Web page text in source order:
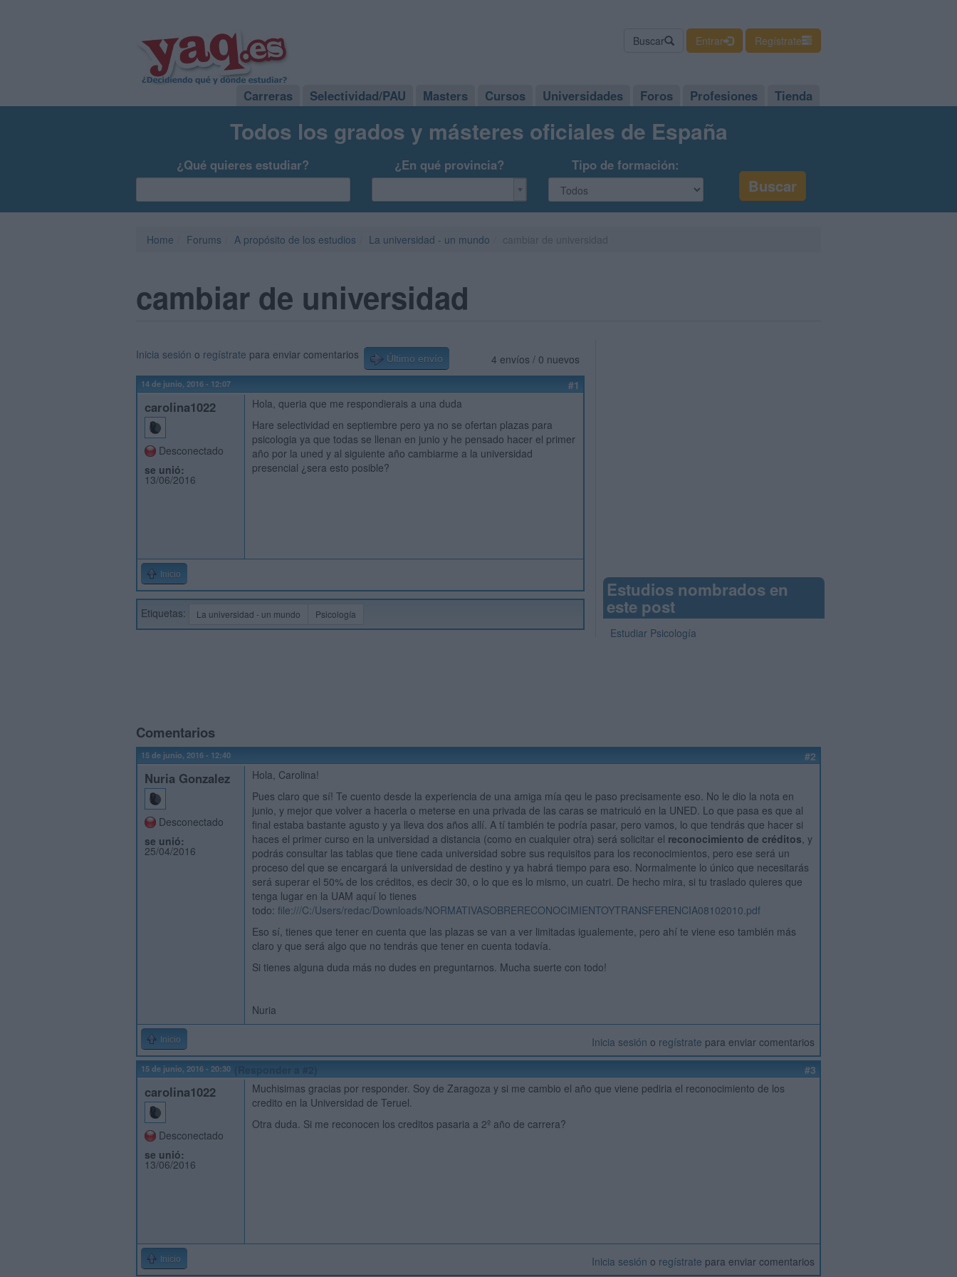
Buscar Entrar Regístrate
Carreras Selectividad/PAU Masters Cursos Universidades Foros Profesiones Tienda
Todos los grados y másteres oficiales de España
¿Qué quieres estudiar? ¿En qué provincia? Tipo de formación:
Home Forums A propósito de los estudios La universidad - un mundo
cambiar de universidad
4 envíos / 0 nuevos
Inicia sesión o regístrate para enviar comentarios Último envío
14 de junio, 2016 - 12:07 #1
carolina1022
Desconectado
se unió:
13/06/2016
Hola, queria que me respondierais a una duda
Hare selectividad en septiembre pero ya no se ofertan plazas para
psicologia ya que todas se llenan en junio y he pensado hacer el primer
año por la uned y al siguiente año cambiarme a la universidad
presencial ¿sera esto posible?
Inicio
Etiquetas: La universidad - un mundo Psicología
Estudios nombrados en
este post
Estudiar Psicología
Comentarios
15 de junio, 2016 - 12:40 #2
Nuria Gonzalez
Desconectado
se unió:
25/04/2016
Hola, Carolina!
Pues claro que sí! Te cuento desde la experiencia de una amiga mía qeu le paso precisamente eso. No le dio la nota en
junio, y mejor que volver a hacerla o meterse en una privada de las caras se matriculó en la UNED. Lo que pasa es que al
final estaba bastante agusto y ya lleva dos años allí. A tí también te podría pasar, pero vamos, lo que tendrás que hacer si
haces el primer curso en la universidad a distancia (como en cualquier otra) será solicitar el reconocimiento de créditos, y
podrás consultar las tablas que tiene cada universidad sobre sus requisitos para los reconocimientos, pero ese será un
proceso del que se encargará la universidad de destino y ya habrá tiempo para eso. Normalmente lo único que necesitarás
será superar el 50% de los créditos, es decir 30, o lo que es lo mismo, un cuatri. De hecho mira, si tu traslado quieres que
tenga lugar en la UAM aquí lo tienes
todo: file:///C:/Users/redac/Downloads/NORMATIVASOBRERECONOCIMIENTOYTRANSFERENCIA08102010.pdf
Eso sí, tienes que tener en cuenta que las plazas se van a ver limitadas igualemente, pero ahí te viene eso también más
claro y que será algo que no tendrás que tener en cuenta todavía.
Si tienes alguna duda más no dudes en preguntarnos. Mucha suerte con todo!
Nuria
Inicio Inicia sesión o regístrate para enviar comentarios
15 de junio, 2016 - 20:30 #3
carolina1022
Desconectado
se unió:
13/06/2016
Muchisimas gracias por responder. Soy de Zaragoza y si me cambio el año que viene pediria el reconocimiento de los
credito en la Universidad de Teruel.
Otra duda. Si me reconocen los creditos pasaria a 2º año de carrera?
Inicio Inicia sesión o regístrate para enviar comentarios